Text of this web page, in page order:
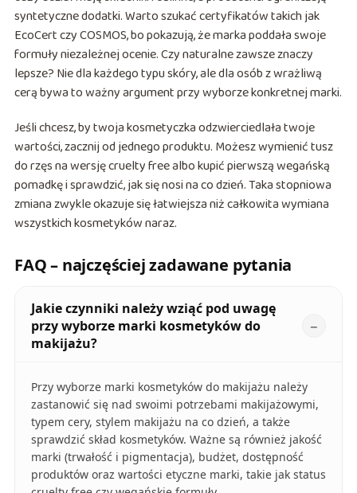
syntetyczne dodatki. Warto szukać certyfikatów takich jak
EcoCert czy COSMOS, bo pokazują, że marka poddała swoje
formuły niezależnej ocenie. Czy naturalne zawsze znaczy
lepsze? Nie dla każdego typu skóry, ale dla osób z wrażliwą
cerą bywa to ważny argument przy wyborze konkretnej marki.
Jeśli chcesz, by twoja kosmetyczka odzwierciedlała twoje
wartości, zacznij od jednego produktu. Możesz wymienić tusz
do rzęs na wersję cruelty free albo kupić pierwszą wegańską
pomadkę i sprawdzić, jak się nosi na co dzień. Taka stopniowa
zmiana zwykle okazuje się łatwiejsza niż całkowita wymiana
wszystkich kosmetyków naraz.
FAQ – najczęściej zadawane pytania
Jakie czynniki należy wziąć pod uwagę
przy wyborze marki kosmetyków do
makijażu?
Przy wyborze marki kosmetyków do makijażu należy
zastanowić się nad swoimi potrzebami makijażowymi,
typem cery, stylem makijażu na co dzień, a także
sprawdzić skład kosmetyków. Ważne są również jakość
marki (trwałość i pigmentacja), budżet, dostępność
produktów oraz wartości etyczne marki, takie jak status